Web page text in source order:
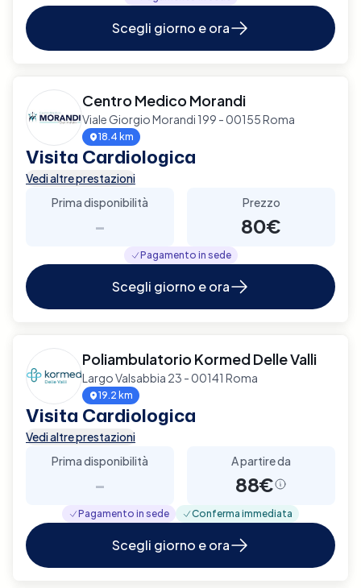
Scegli giorno e ora
Centro Medico Morandi
Viale Giorgio Morandi 199 - 00155 Roma
18.4 km
Visita Cardiologica
Vedi altre prestazioni
Prima disponibilità
-
Prezzo
80€
Pagamento in sede
Scegli giorno e ora
Poliambulatorio Kormed Delle Valli
Largo Valsabbia 23 - 00141 Roma
19.2 km
Visita Cardiologica
Vedi altre prestazioni
Prima disponibilità
-
A partire da
88€
Pagamento in sede Conferma immediata
Scegli giorno e ora